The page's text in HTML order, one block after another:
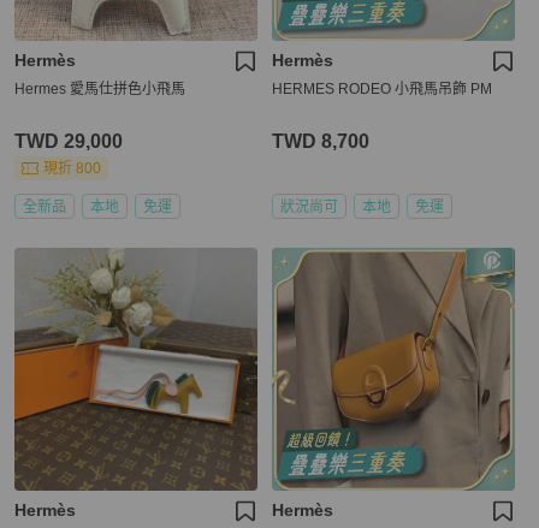
Hermès
Hermes 愛馬仕拼色小飛馬
TWD 29,000
現折 800
全新品 本地 免運
Hermès
HERMES RODEO 小飛馬吊飾 PM
TWD 8,700
狀況尚可 本地 免運
Hermès Hermès